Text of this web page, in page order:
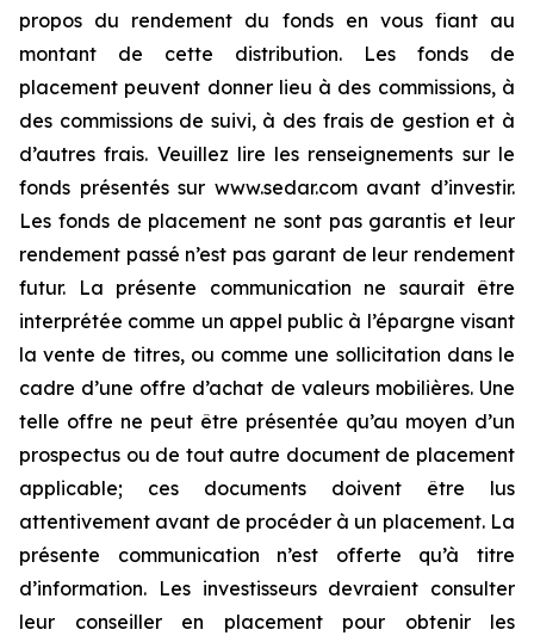
propos du rendement du fonds en vous fiant au
montant de cette distribution. Les fonds de
placement peuvent donner lieu à des commissions, à
des commissions de suivi, à des frais de gestion et à
d’autres frais. Veuillez lire les renseignements sur le
fonds présentés sur www.sedar.com avant d’investir.
Les fonds de placement ne sont pas garantis et leur
rendement passé n’est pas garant de leur rendement
futur. La présente communication ne saurait être
interprétée comme un appel public à l’épargne visant
la vente de titres, ou comme une sollicitation dans le
cadre d’une offre d’achat de valeurs mobilières. Une
telle offre ne peut être présentée qu’au moyen d’un
prospectus ou de tout autre document de placement
applicable; ces documents doivent être lus
attentivement avant de procéder à un placement. La
présente communication n’est offerte qu’à titre
d’information. Les investisseurs devraient consulter
leur conseiller en placement pour obtenir les